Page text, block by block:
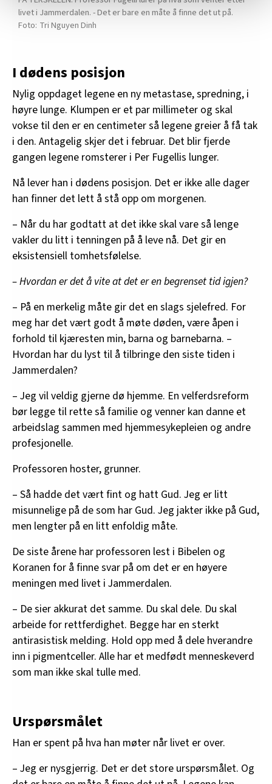
Vi deler bare informasjon om hvordan du bruker
nettstedet med LO Medias egne samarbeidspartnere
livet i Jammerdalen. - Det er bare en måte å finne det ut på.
Tri Nguyen Dinh
I dødens posisjon
Nylig oppdaget legene en ny metastase, spredning, i
høyre lunge. Klumpen er et par millimeter og skal
vokse til den er en centimeter så legene greier å få tak
i den. Antagelig skjer det i februar. Det blir fjerde
gangen legene romsterer i Per Fugellis lunger.
Nå lever han i dødens posisjon. Det er ikke alle dager
han finner det lett å stå opp om morgenen.
– Når du har godtatt at det ikke skal vare så lenge
vakler du litt i tenningen på å leve nå. Det gir en
eksistensiell tomhetsfølelse.
– Hvordan er det å vite at det er en begrenset tid igjen?
– På en merkelig måte gir det en slags sjelefred. For
meg har det vært godt å møte døden, være åpen i
forhold til kjæresten min, barna og barnebarna. –
Hvordan har du lyst til å tilbringe den siste tiden i
Jammerdalen?
– Jeg vil veldig gjerne dø hjemme. En velferdsreform
bør legge til rette så familie og venner kan danne et
arbeidslag sammen med hjemmesykepleien og andre
profesjonelle.
Professoren hoster, grunner.
– Så hadde det vært fint og hatt Gud. Jeg er litt
misunnelige på de som har Gud. Jeg jakter ikke på Gud,
men lengter på en litt enfoldig måte.
De siste årene har professoren lest i Bibelen og
Koranen for å finne svar på om det er en høyere
meningen med livet i Jammerdalen.
– De sier akkurat det samme. Du skal dele. Du skal
arbeide for rettferdighet. Begge har en sterkt
antirasistisk melding. Hold opp med å dele hverandre
inn i pigmentceller. Alle har et medfødt menneskeverd
som man ikke skal tulle med.
Urspørsmålet
Han er spent på hva han møter når livet er over.
– Jeg er nysgjerrig. Det er det store urspørsmålet. Og